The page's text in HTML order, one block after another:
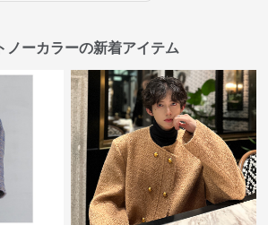
ノーカラーの新着アイテム